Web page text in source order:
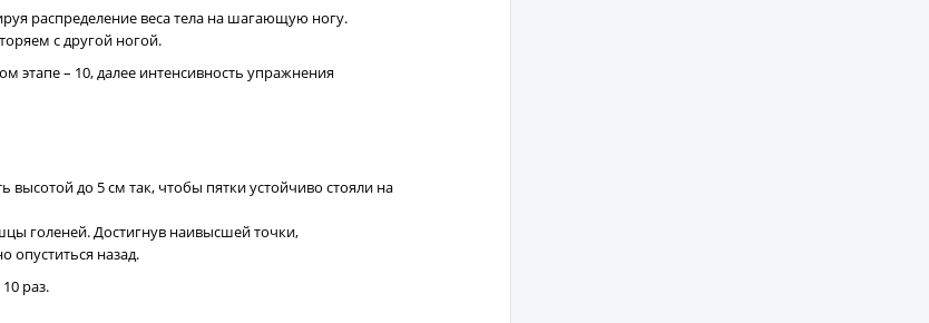
распределение веса тела на шагающую ногу.
с другой ногой.
этапе – 10, далее интенсивность упражнения
до 5 см так, чтобы пятки устойчиво стояли на
голеней. Достигнув наивысшей точки,
опуститься назад.
раз.